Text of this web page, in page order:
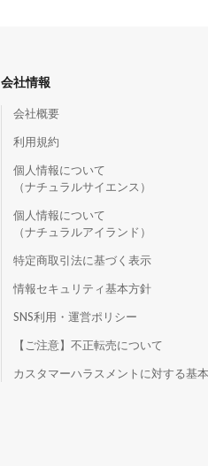
会社情報
会社概要
利用規約
個人情報について
（ナチュラルサイエンス）
個人情報について
（ナチュラルアイランド）
特定商取引法に基づく表示
情報セキュリティ基本方針
SNS利用・運営ポリシー
【ご注意】不正転売について
カスタマーハラスメントに対する基